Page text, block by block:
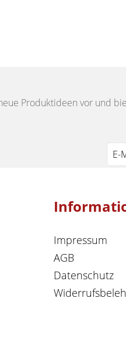
Produktideen vor und
Impressum
AGB
Datenschutz